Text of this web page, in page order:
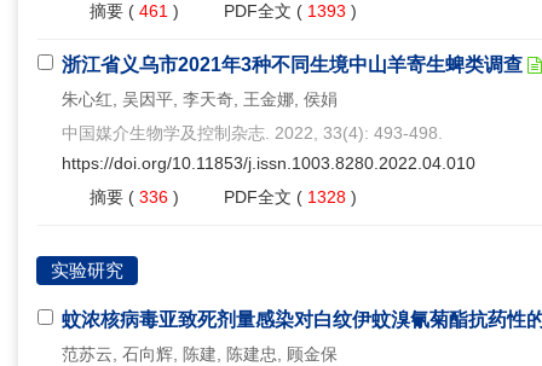
摘要 ( 461 ) PDF全文 ( 1393 )
浙江省义乌市2021年3种不同生境中山羊寄生蜱类调查
朱心红, 吴因平, 李天奇, 王金娜, 侯娟
中国媒介生物学及控制杂志. 2022, 33(4): 493-498.
https://doi.org/10.11853/j.issn.1003.8280.2022.04.010
摘要 ( 336 ) PDF全文 ( 1328 )
实验研究
蚊浓核病毒亚致死剂量感染对白纹伊蚊溴氰菊酯抗药性
范苏云, 石向辉, 陈建, 陈建忠, 顾金保